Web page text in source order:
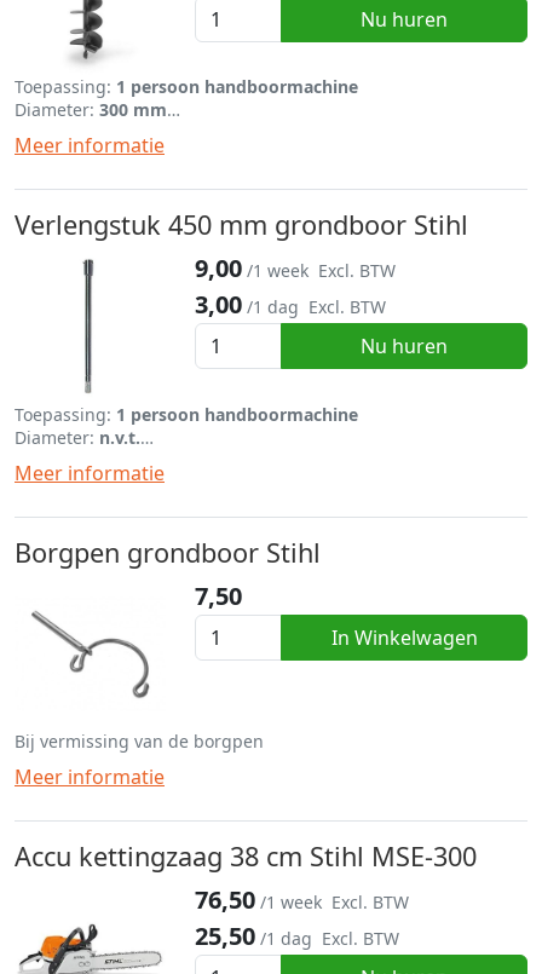
Nu huren
Toepassing: 1 persoon handboormachine
Diameter: 300 mm
Lengte:
695 mm
Meer informatie
Verlengstuk 450 mm grondboor Stihl
3,00 /1 dag Excl. BTW
9,00 /1 week Excl. BTW
Nu huren
Toepassing: 1 persoon handboormachine
Diameter: n.v.t.
Meer informatie
Borgpen grondboor Stihl
7,50
In Winkelwagen
Bij vermissing van de borgpen
Meer informatie
Accu kettingzaag 38 cm Stihl MSE-300
25,50 /1 dag Excl. BTW
76,50 /1 week Excl. BTW